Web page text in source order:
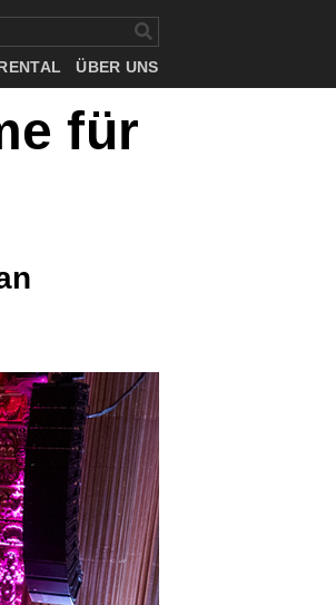
ÜBER UNS
für